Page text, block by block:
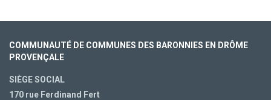
COMMUNAUTÉ DE COMMUNES DES BARONNIES EN DRÔME
PROVENÇALE
SIÈGE SOCIAL
170 rue Ferdinand Fert